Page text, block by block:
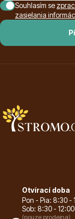
Živé ploty
Ovocné stromy
Souhlasím se
zasielania
Otvírací doba
Pon - Pia: 8:30 -
Sob: 8:30 - 12:00
(pouze prodejna)